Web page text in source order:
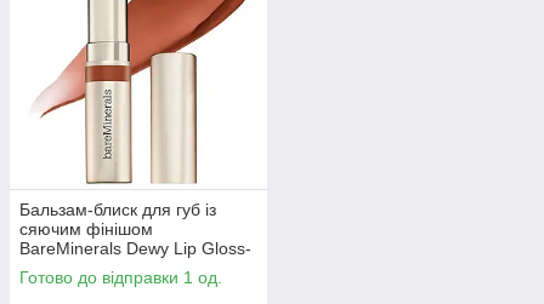
Бальзам-блиск для губ із
сяючим фінішом
BareMinerals Dewy Lip Gloss-
Balm Grateful 3 г
Готово до відправки 1 од.